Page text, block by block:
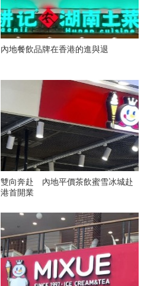
內地餐飲品牌在香港的進與退
雙向奔赴 內地平價茶飲蜜雪冰城赴
港首開業